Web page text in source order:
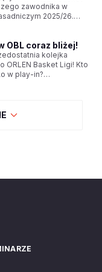
zawodnika w
2025/26.
OBL coraz bliżej!
kolejka
ORLEN Basket Ligi! Kto
w play-in?